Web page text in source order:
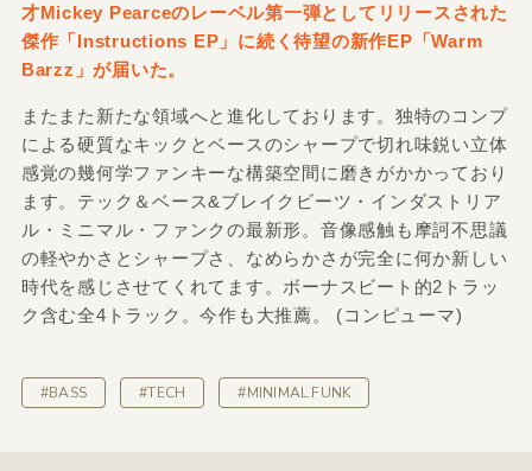
才Mickey Pearceのレーベル第一弾としてリリースされた
傑作「Instructions EP」に続く待望の新作EP「Warm
Barzz」が届いた。
またまた新たな領域へと進化しております。独特のコンプ
による硬質なキックとベースのシャープで切れ味鋭い立体
感覚の幾何学ファンキーな構築空間に磨きがかかっており
ます。テック＆ベース&ブレイクビーツ・インダストリア
ル・ミニマル・ファンクの最新形。音像感触も摩訶不思議
の軽やかさとシャープさ、なめらかさが完全に何か新しい
時代を感じさせてくれてます。ボーナスビート的2トラッ
ク含む全4トラック。今作も大推薦。 (コンピューマ)
#BASS #TECH #MINIMAL FUNK